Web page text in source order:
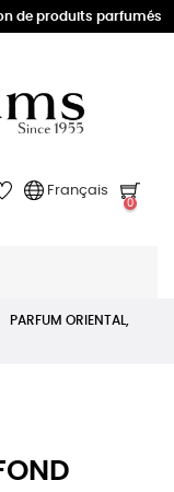
de produits parfumés
Français
0
PARFUM ORIENTAL,